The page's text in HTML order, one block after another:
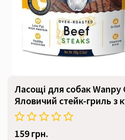
Ласощі для собак
Яловичий стейк-гриль з
159 грн.